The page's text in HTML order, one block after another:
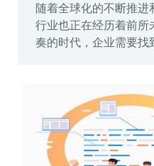
随着全球化的不断推
行业也正在经历着前所
奏的时代，企业需要找